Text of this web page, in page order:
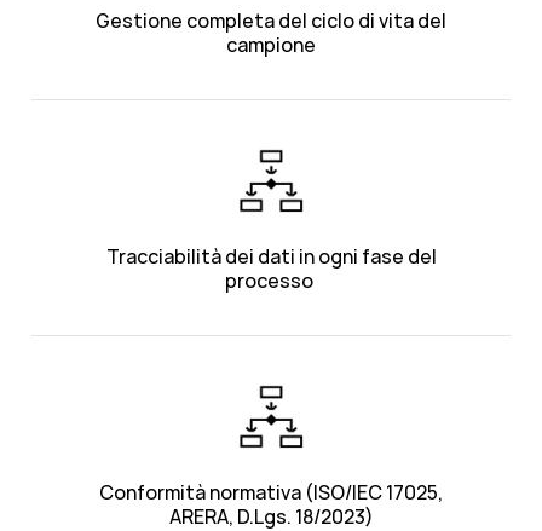
Gestione completa del ciclo di vita del
campione
Tracciabilità dei dati in ogni fase del
processo
Conformità normativa (ISO/IEC 17025,
ARERA, D.Lgs. 18/2023)